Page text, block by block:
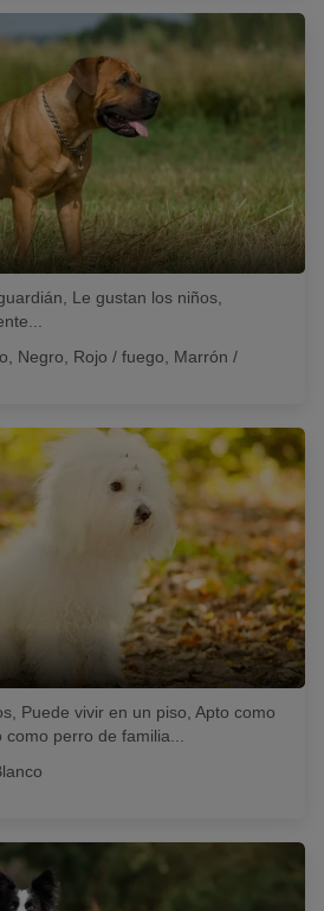
Le gustan los niños,
Negro, Rojo / fuego, Marrón /
Puede vivir en un piso, Apto como
perro de familia...